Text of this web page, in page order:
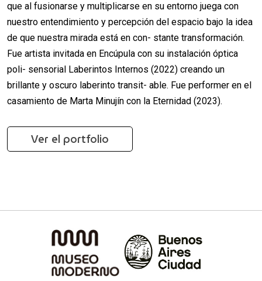
que al fusionarse y multiplicarse en su entorno juega con
nuestro entendimiento y percepción del espacio bajo la idea
de que nuestra mirada está en con- stante transformación.
Fue artista invitada en Encúpula con su instalación óptica
poli- sensorial Laberintos Internos (2022) creando un
brillante y oscuro laberinto transit- able. Fue performer en el
casamiento de Marta Minujín con la Eternidad (2023).
Ver el portfolio